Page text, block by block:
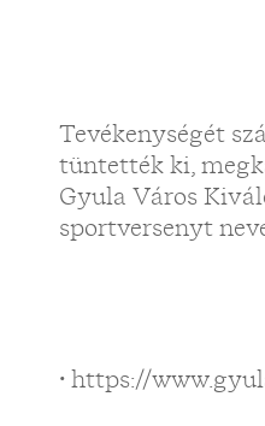
Tevékenységét
tüntették ki,
Gyula Város
sportversenyt
• https://